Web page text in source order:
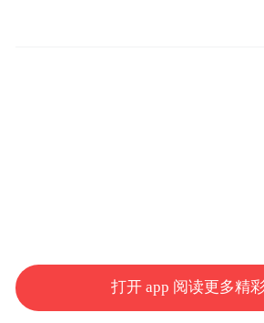
新优势，亦是山东正在推进
科技厅出台的《措施》是山
打开 app 阅读更多精